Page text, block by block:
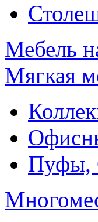
Мебель
Мягкая
Пуфы,